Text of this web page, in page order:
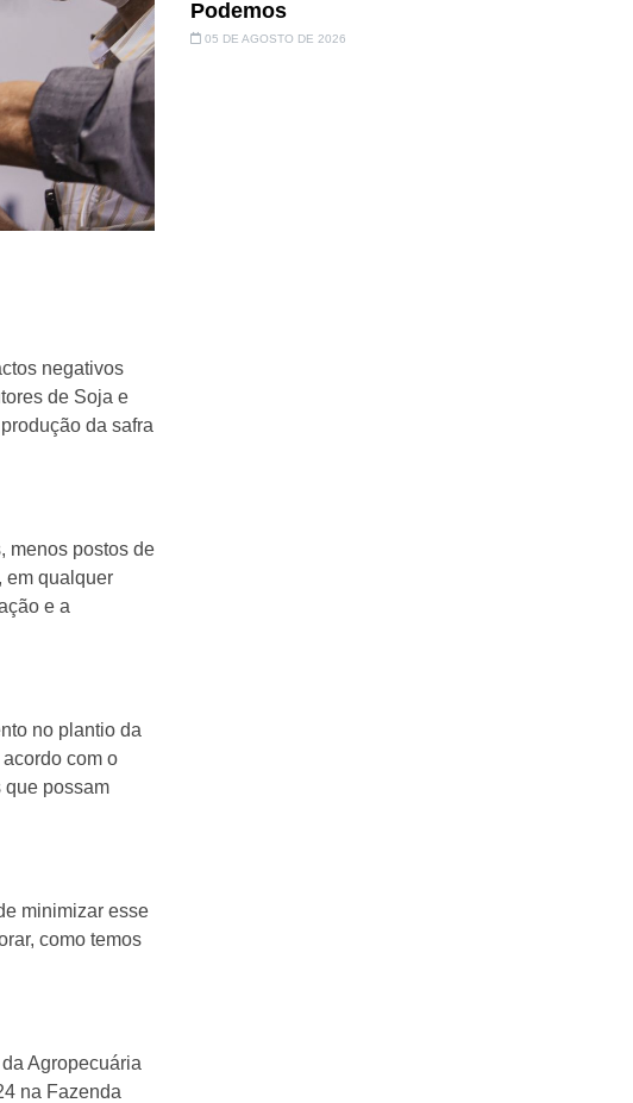
negativos
de Soja e
da safra
menos postos de
em qualquer
e a
no plantio da
com o
que possam
minimizar esse
como temos
Agropecuária
na Fazenda
Podemos
05 DE AGOSTO DE 2026